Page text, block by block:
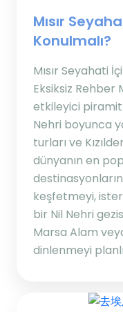
Mısır
Konulmalı?
Mısır Seyahati
Eksiksiz Rehber
etkileyici
Nehri boyunca
turları ve
dünyanın en
keşfetmeyi,
bir Nil Nehri
Marsa Alam
dinlenmeyi